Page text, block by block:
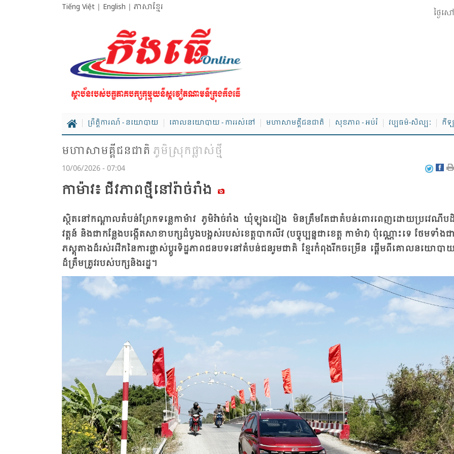
Tiếng Việt | English | ភាសាខ្មែរ ថ្ងៃ
ព្រឹត្តិការណ៍ - នយោបាយ គោលនយោបាយ - ការរស់នៅ មហាសាមគ្គីជនជាតិ សុខភាព - អប់រំ វប្បធម៌-សិល្បៈ កី
មហាសាមគ្គីជនជាតិ ភូមិស្រុកផ្លាស់ថ្មី
10/06/2026 - 07:04
កា​ម៉ាវ៖ ជីវ​ភាព​ថ្មី​នៅ​រ៉ាច់​រាំង
ស្ថិត​នៅ​កណ្តាល​តំ​បន់​ព្រែក​ទន្លេ​កា​ម៉ាវ ភូមិ​រ៉ាច់​រាំង ឃុំ​ឡុង​ដៀង មិន​ត្រឹម​តែ​ជា​តំ​បន់​ពោរ​ពេញ​ដោយ​ប្រ​វេ​ណី​ប
វត្តន៍ និង​ជា​កន្លែង​បង្កើត​សា​ខា​បក្ស​ដំ​បូង​បង្អស់​របស់​ខេត្ត​បាក​លីវ (បច្ចុប្បន្ន​ជា​ខេត្ត កា​ម៉ាវ) ប៉ុណ្ណោះ​ទេ ថែម​ទាំង​ជ
ភស្តុ​តាង​ដ៏​រស់​រវើក​នៃ​ការ​ផ្លាស់​ប្តូរ​ទិដ្ឋ​ភាព​ជន​បទ​នៅ​តំ​បន់​ជន​រួម​ជាតិ ខ្មែរ​កំ​ពុង​រីក​ចម្រើន ផ្តើម​ពី​គោល​នយោ​បា
ដ៏​ត្រឹម​ត្រូវ​របស់​បក្ស​និង​រដ្ឋ។